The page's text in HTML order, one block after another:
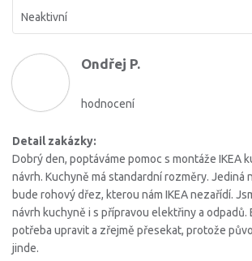
Neaktivní
Ondřej P.
hodnocení
Detail zakázky:
Dobrý den, poptáváme pomoc s montáže IKEA
návrh. Kuchyně má standardní rozměry. Jediná
bude rohový dřez, kterou nám IKEA nezařídí.
návrh kuchyně i s přípravou elektřiny a odpadů.
potřeba upravit a zřejmě přesekat, protože
jinde.